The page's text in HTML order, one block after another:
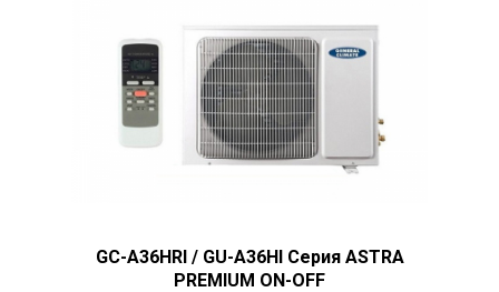
GC-A36HRI / GU-A36HI Серия ASTRA
PREMIUM ON-OFF